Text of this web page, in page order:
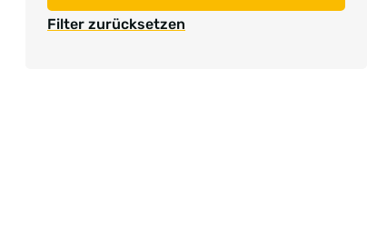
Filter zurücksetzen